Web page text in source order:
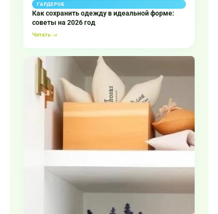
ГАРДЕРОБ
Как сохранить одежду в идеальной форме:
советы на 2026 год
Читать →